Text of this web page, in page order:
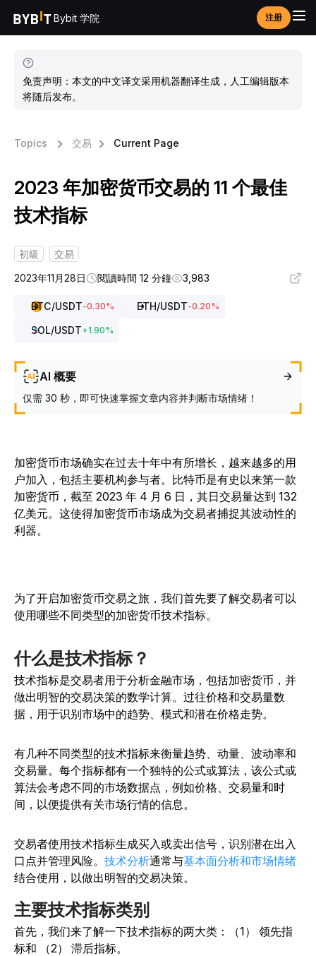
Bybit 学院 注册
免责声明：本文的中文译文采用机器翻译生成，人工编辑版本
将随后发布。
Topics 交易 Current Page
2023 年加密货币交易的 11 个最佳
技术指标
初級
交易
2023年11月28日
閱讀時間 12 分鐘 3,983
BTC/USDT-0.30% ETH/USDT-0.20%
SOL/USDT+1.90%
AI 概要
仅需 30 秒，即可快速掌握文章内容并判断市场情绪！
加密货币市场确实在过去十年中有所增长，越来越多的用
户加入，包括主要机构参与者。比特币是有史以来第一款
加密货币，截至 2023 年 4 月 6 日，其日交易量达到 132
亿美元。这使得加密货币市场成为交易者捕捉其波动性的
利器。
为了开启加密货币交易之旅，我们首先要了解交易者可以
使用哪些不同类型的加密货币技术指标。
什么是技术指标？
技术指标是交易者用于分析金融市场，包括加密货币，并
做出明智的交易决策的数学计算。过往价格和交易量数
据，用于识别市场中的趋势、模式和潜在价格走势。
有几种不同类型的技术指标来衡量趋势、动量、波动率和
交易量。每个指标都有一个独特的公式或算法，该公式或
算法会考虑不同的市场数据点，例如价格、交易量和时
间，以便提供有关市场行情的信息。
交易者使用技术指标生成买入或卖出信号，识别潜在出入
口点并管理风险。 技术分析通常与基本面分析和市场情绪
结合使用 ，以做出明智的交易决策。
主要技术指标类别
首先，我们来了解一下技术指标的两大类：（1） 领先指
标和 （2） 滞后指标。